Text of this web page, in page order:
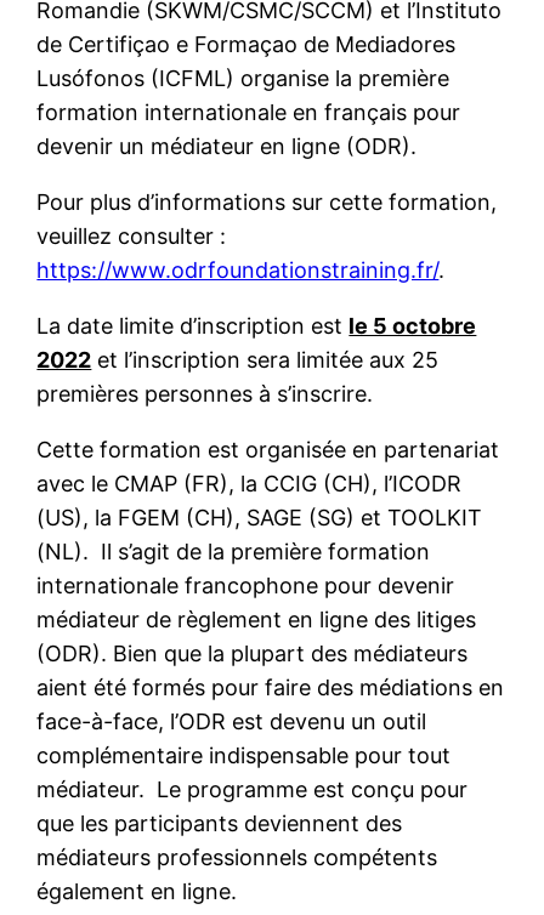
Romandie (SKWM/CSMC/SCCM) et l’Instituto
de Certifiçao e Formaçao de Mediadores
Lusófonos (ICFML) organise la première
formation internationale en français pour
devenir un médiateur en ligne (ODR).
Pour plus d’informations sur cette formation,
veuillez consulter :
https://www.odrfoundationstraining.fr/.
La date limite d’inscription est le 5 octobre
2022 et l’inscription sera limitée aux 25
premières personnes à s’inscrire.
Cette formation est organisée en partenariat
avec le CMAP (FR), la CCIG (CH), l’ICODR
(US), la FGEM (CH), SAGE (SG) et TOOLKIT
(NL). Il s’agit de la première formation
internationale francophone pour devenir
médiateur de règlement en ligne des litiges
(ODR). Bien que la plupart des médiateurs
aient été formés pour faire des médiations en
face-à-face, l’ODR est devenu un outil
complémentaire indispensable pour tout
médiateur. Le programme est conçu pour
que les participants deviennent des
médiateurs professionnels compétents
également en ligne.